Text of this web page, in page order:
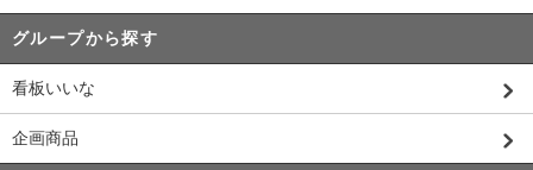
グループから探す
看板いいな
企画商品